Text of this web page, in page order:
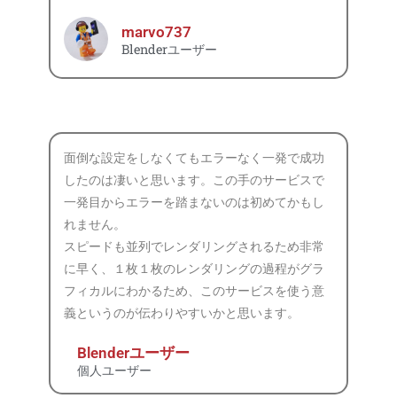
marvo737
Blenderユーザー
面倒な設定をしなくてもエラーなく一発で成功
したのは凄いと思います。この手のサービスで
一発目からエラーを踏まないのは初めてかもし
れません。
スピードも並列でレンダリングされるため非常
に早く、１枚１枚のレンダリングの過程がグラ
フィカルにわかるため、このサービスを使う意
義というのが伝わりやすいかと思います。
Blenderユーザー
個人ユーザー